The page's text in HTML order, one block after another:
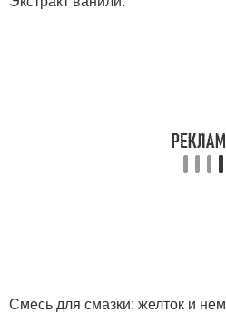
Смесь для смазки: желток и